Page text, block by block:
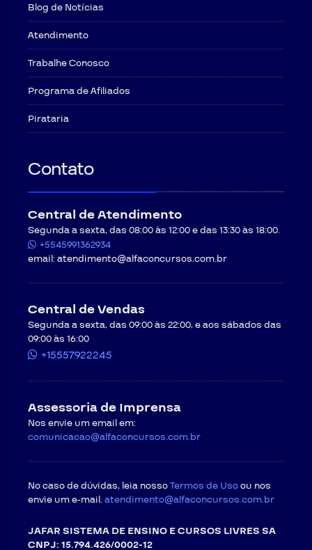
Blog de Notícias
Atendimento
Trabalhe Conosco
Programa de Afiliados
Pirataria
Contato
Central de Atendimento
Segunda a sexta, das 08:00 às 12:00 e das 13:30 às 18:00.
+5545991362934
email:atendimento@alfaconcursos.com.br
Central de Vendas
Segunda a sexta, das 09:00 às 22:00, e aos sábados das
09:00 às 16:00
+15557922245
Assessoria de Imprensa
Nos envie um email em:
comunicacao@alfaconcursos.com.br
No caso de dúvidas, leia nossoTermos de Usoou nos
envie um e-mail.atendimento@alfaconcursos.com.br
JAFAR SISTEMA DE ENSINO E CURSOS LIVRES SA
CNPJ: 15.794.426/0002-12